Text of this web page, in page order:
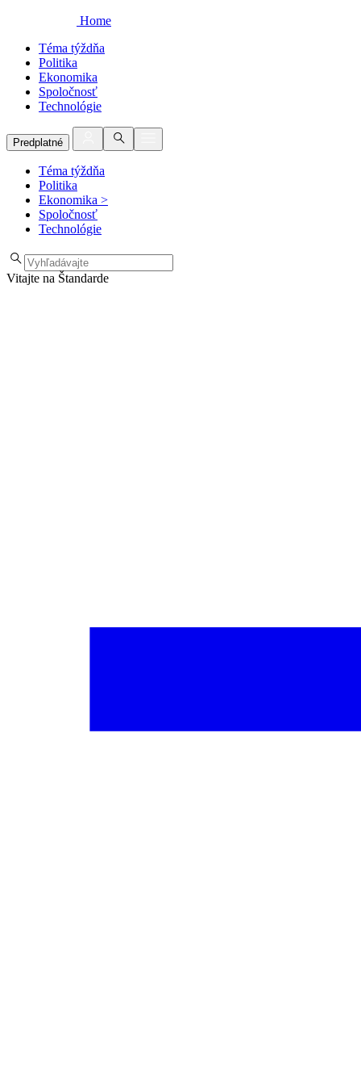
Home
Téma týždňa
Politika
Ekonomika
Spoločnosť
Technológie
Predplatné
Téma týždňa
Politika
Ekonomika >
Spoločnosť
Technológie
Vitajte na Štandarde